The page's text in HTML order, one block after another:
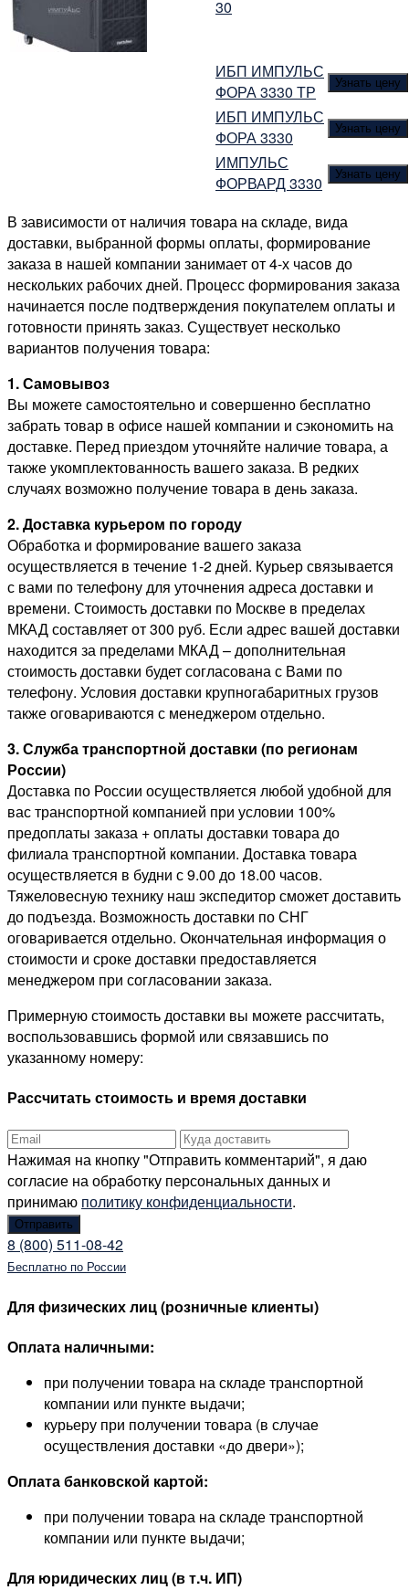
30
ИБП ИМПУЛЬС
ФОРА 3330 ТР
Узнать цену
ИБП ИМПУЛЬС
ФОРА 3330
Узнать цену
ИМПУЛЬС
ФОРВАРД 3330
Узнать цену
В зависимости от наличия товара на складе, вида
доставки, выбранной формы оплаты, формирование
заказа в нашей компании занимает от 4-х часов до
нескольких рабочих дней. Процесс формирования заказа
начинается после подтверждения покупателем оплаты и
готовности принять заказ. Существует несколько
вариантов получения товара:
1. Самовывоз
Вы можете самостоятельно и совершенно бесплатно
забрать товар в офисе нашей компании и сэкономить на
доставке. Перед приездом уточняйте наличие товара, а
также укомплектованность вашего заказа. В редких
случаях возможно получение товара в день заказа.
2. Доставка курьером по городу
Обработка и формирование вашего заказа
осуществляется в течение 1-2 дней. Курьер связывается
с вами по телефону для уточнения адреса доставки и
времени. Стоимость доставки по Москве в пределах
МКАД составляет от 300 руб. Если адрес вашей доставки
находится за пределами МКАД – дополнительная
стоимость доставки будет согласована с Вами по
телефону. Условия доставки крупногабаритных грузов
также оговариваются с менеджером отдельно.
3. Служба транспортной доставки (по регионам
России)
Доставка по России осуществляется любой удобной для
вас транспортной компанией при условии 100%
предоплаты заказа + оплаты доставки товара до
филиала транспортной компании. Доставка товара
осуществляется в будни с 9.00 до 18.00 часов.
Тяжеловесную технику наш экспедитор сможет доставить
до подъезда. Возможность доставки по СНГ
оговаривается отдельно. Окончательная информация о
стоимости и сроке доставки предоставляется
менеджером при согласовании заказа.
Примерную стоимость доставки вы можете рассчитать,
воспользовавшись формой или связавшись по
указанному номеру:
Рассчитать стоимость и время доставки
Нажимая на кнопку "Отправить комментарий", я даю
согласие на обработку персональных данных и
принимаю политику конфиденциальности.
8 (800) 511-08-42
Бесплатно по России
Для физических лиц (розничные клиенты)
Оплата наличными:
при получении товара на складе транспортной
компании или пункте выдачи;
курьеру при получении товара (в случае
осуществления доставки «до двери»);
Оплата банковской картой:
при получении товара на складе транспортной
компании или пункте выдачи;
Для юридических лиц (в т.ч. ИП)